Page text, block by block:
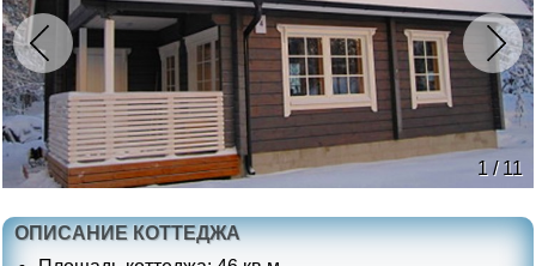
1 / 11
ОПИСАНИЕ КОТТЕДЖА